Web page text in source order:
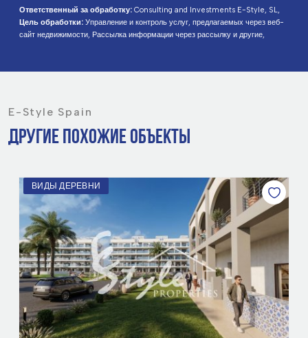
Ответственный за обработку: Consulting and Investments E-Style, SL,
Цель обработки: Управление и контроль услуг, предлагаемых через веб-
сайт недвижимости, Рассылка информации через рассылку и другие,
заинтересованных лиц:Доступ, исправление и удаление данных, запрос
информация:Подробную информацию о защите данных можно найти
E-Style Spain
ДРУГИЕ ПОХОЖИЕ ОБЪЕКТЫ
РЯДОМ С МОРЕМ